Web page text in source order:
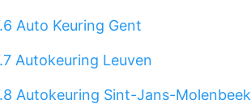
Auto Keuring Gent
Autokeuring Leuven
Autokeuring Sint-Jans-Molenbeek